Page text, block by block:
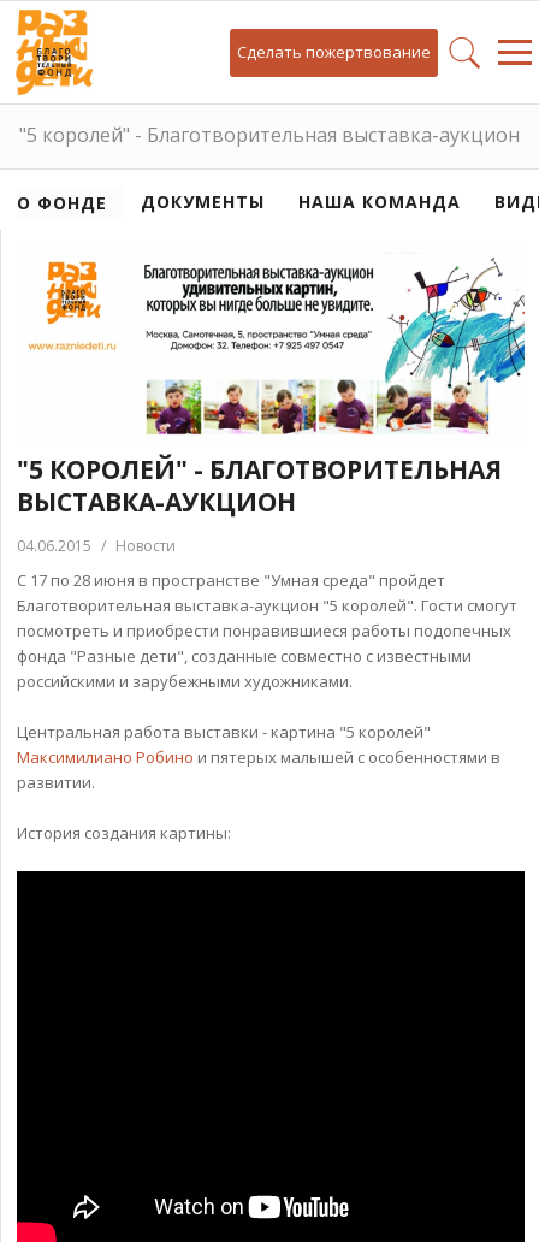
Сделать пожертвование
"5 королей" - Благотворительная выставка-аукцион
О ФОНДЕ ДОКУМЕНТЫ НАША КОМАНДА
"5 КОРОЛЕЙ" - БЛАГОТВОРИТЕЛЬНАЯ
ВЫСТАВКА-АУКЦИОН
04.06.2015 / Новости
С 17 по 28 июня в пространстве "Умная среда" пройдет
Благотворительная выставка-аукцион "5 королей". Гости смогут
посмотреть и приобрести понравившиеся работы подопечных
фонда "Разные дети", созданные совместно с известными
российскими и зарубежными художниками.
Центральная работа выставки - картина "5 королей"
Максимилиано Робино и пятерых малышей с особенностями в
развитии.
История создания картины: